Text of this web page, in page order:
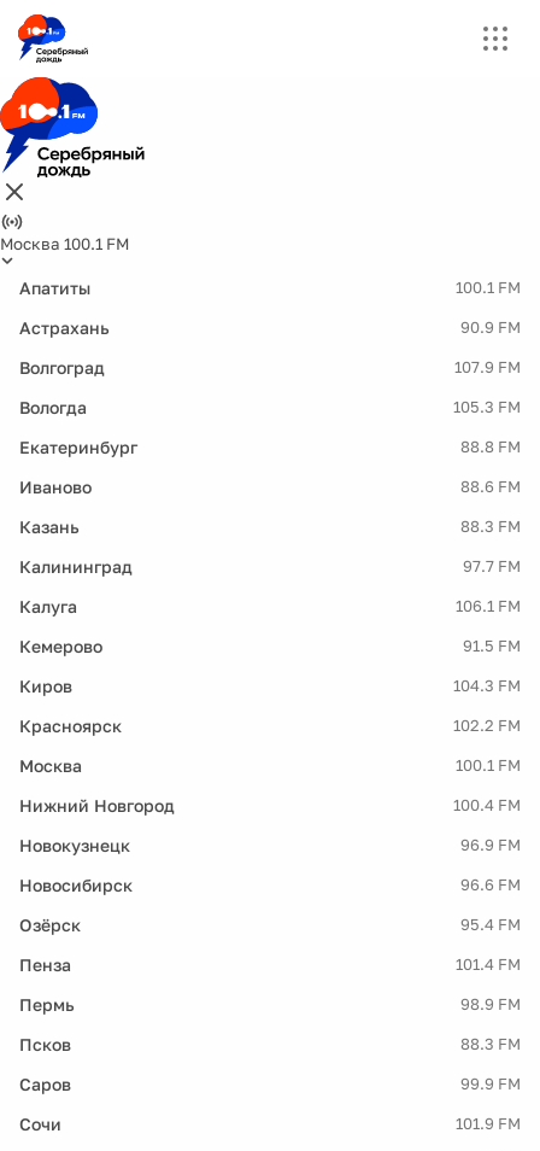
Москва 100.1 FM
Апатиты 100.1 FM
Астрахань 90.9 FM
Волгоград 107.9 FM
Вологда 105.3 FM
Екатеринбург 88.8 FM
Иваново 88.6 FM
Казань 88.3 FM
Калининград 97.7 FM
Калуга 106.1 FM
Кемерово 91.5 FM
Киров 104.3 FM
Красноярск 102.2 FM
Москва 100.1 FM
Нижний Новгород 100.4 FM
Новокузнецк 96.9 FM
Новосибирск 96.6 FM
Озёрск 95.4 FM
Пенза 101.4 FM
Пермь 98.9 FM
Псков 88.3 FM
Саров 99.9 FM
Сочи 101.9 FM